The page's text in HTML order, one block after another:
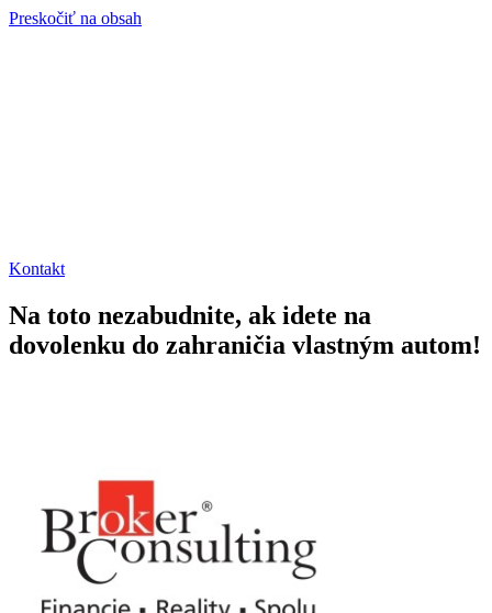
Preskočiť na obsah
Kontakt
Na toto nezabudnite, ak idete na
dovolenku do zahraničia vlastným autom!